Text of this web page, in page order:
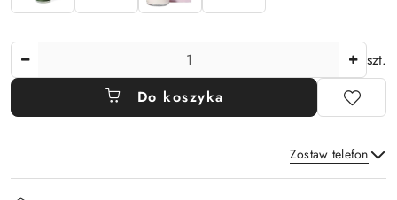
szt.
Do koszyka
Zostaw telefon
Dostępność